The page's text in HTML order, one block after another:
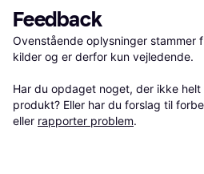
Feedback
Ovenstående oplysninger stammer
kilder og er derfor kun vejledende.
Har du opdaget noget, der ikke
produkt? Eller har du forslag til
eller rapporter problem.